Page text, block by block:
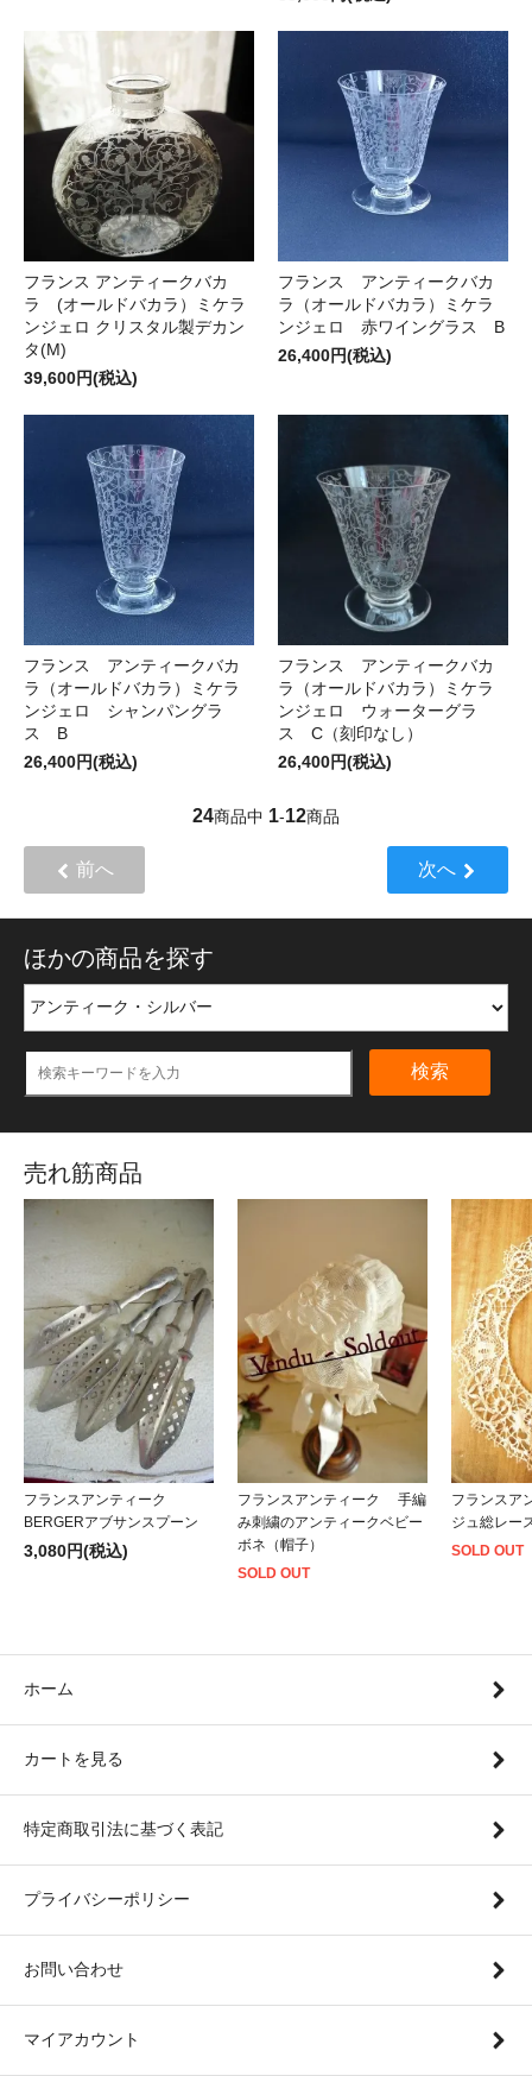
フランス アンティークバカ
ラ (オールドバカラ）ミケラ
ンジェロ クリスタル製デカン
タ(M)
39,600円(税込)
フランス アンティークバカ
ラ（オールドバカラ）ミケラ
ンジェロ 赤ワイングラス B
26,400円(税込)
フランス アンティークバカ
ラ（オールドバカラ）ミケラ
ンジェロ シャンパングラ
ス B
26,400円(税込)
フランス アンティークバカ
ラ（オールドバカラ）ミケラ
ンジェロ ウォーターグラ
ス C（刻印なし）
26,400円(税込)
24商品中 1-12商品
前へ 次へ
ほかの商品を探す
検索
売れ筋商品
フランスアンティーク
BERGERアブサンスプーン
3,080円(税込)
フランスアンティーク 手編
み刺繍のアンティークベビー
ボネ（帽子）
SOLD OUT
フランスア
ジュ総レ
SOLD OUT
ホーム
カートを見る
特定商取引法に基づく表記
プライバシーポリシー
お問い合わせ
マイアカウント